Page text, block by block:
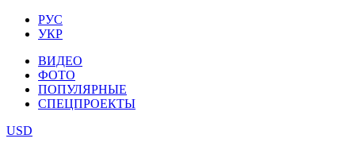
РУС
УКР
ВИДЕО
ФОТО
ПОПУЛЯРНЫЕ
СПЕЦПРОЕКТЫ
USD